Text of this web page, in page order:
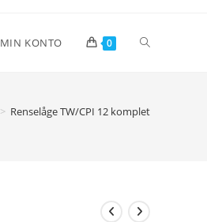
MIN KONTO 0 Toggle
> Renselåge TW/CPI 12 komplet